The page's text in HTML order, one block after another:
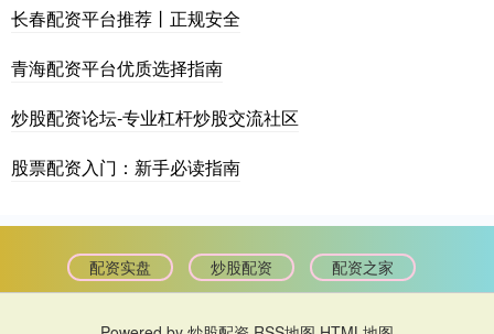
长春配资平台推荐丨正规安全
青海配资平台优质选择指南
炒股配资论坛-专业杠杆炒股交流社区
股票配资入门：新手必读指南
配资实盘 炒股配资 配资之家